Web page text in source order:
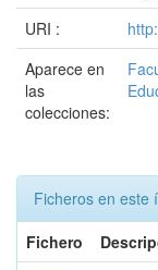
URI :
Aparece en
las
colecciones:
Ficheros en este
Fichero